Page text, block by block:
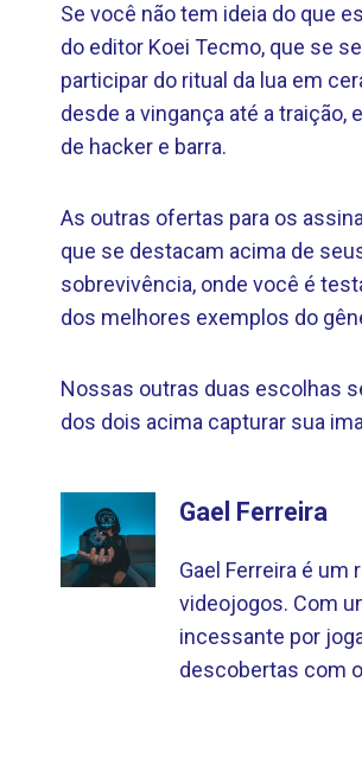
Se você não tem ideia do que
do editor Koei Tecmo, que se
participar do ritual da lua em
desde a vingança até a
de hacker e barra.
As outras ofertas para os
que se destacam acima de
sobrevivência, onde você é
dos melhores exemplos do
Nossas outras duas escolhas
dos dois acima capturar sua
Gael Ferreira
Gael Ferreira é
videojogos. Com
incessante por
descobertas com